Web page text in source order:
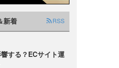
新着 RSS
する？ECサイト運